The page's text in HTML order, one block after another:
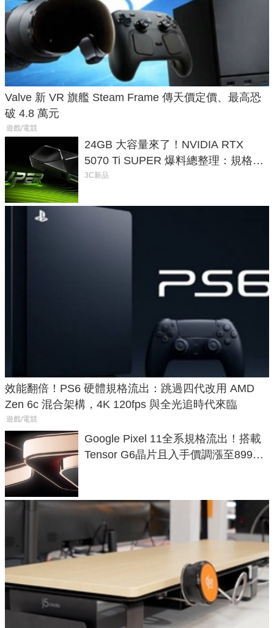
Valve 新 VR 旗艦 Steam Frame 傳天價定價、最高恐
破 4.8 萬元
遊戲/電競
24GB 大容量來了！NVIDIA RTX
5070 Ti SUPER 爆料總整理：規格、
功耗、上市時間
3C新品
效能翻倍！PS6 硬體規格流出：跳過四代改用 AMD
Zen 6c 混合架構，4K 120fps 與全光追時代來臨
遊戲/電競
Google Pixel 11全系規格流出！搭載
Tensor G6晶片且入手價調漲至899美